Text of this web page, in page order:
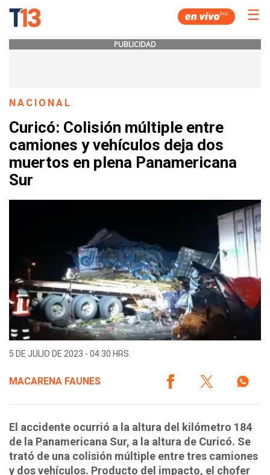
☰
PUBLICIDAD
NACIONAL
Curicó: Colisión múltiple entre
camiones y vehículos deja dos
muertos en plena Panamericana
Sur
5 DE JULIO DE 2023 - 04:30 HRS.
MACARENA FAUNES
El accidente ocurrió a la altura del kilómetro 184
de la Panamericana Sur, a la altura de Curicó. Se
trató de una colisión múltiple entre tres camiones
y dos vehículos. Producto del impacto, el chofer